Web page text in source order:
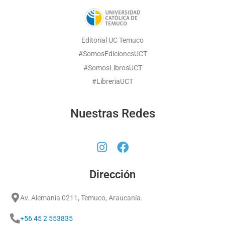
Editorial UC Temuco
#SomosEdicionesUCT
#SomosLibrosUCT
#LibreriaUCT
Nuestras Redes
Dirección
Av. Alemania 0211, Temuco, Araucanía.
+56 45 2 553835